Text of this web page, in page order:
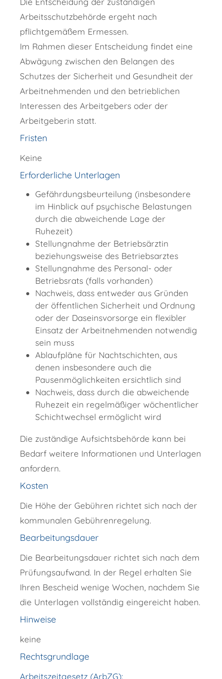
Arbeitsschutzbehörde ergeht nach
pflichtgemäßem Ermessen.
Im Rahmen dieser Entscheidung findet eine
Abwägung zwischen den Belangen des
Schutzes der Sicherheit und Gesundheit der
Arbeitnehmenden und den betrieblichen
Interessen des Arbeitgebers oder der
Arbeitgeberin statt.
Fristen
Keine
Erforderliche Unterlagen
Gefährdungsbeurteilung (insbesondere
im Hinblick auf psychische Belastungen
durch die abweichende Lage der
Ruhezeit)
Stellungnahme der Betriebsärztin
beziehungsweise des Betriebsarztes
Stellungnahme des Personal- oder
Betriebsrats (falls vorhanden)
Nachweis, dass entweder aus Gründen
der öffentlichen Sicherheit und Ordnung
oder der Daseinsvorsorge ein flexibler
Einsatz der Arbeitnehmenden notwendig
sein muss
Ablaufpläne für Nachtschichten, aus
denen insbesondere auch die
Pausenmöglichkeiten ersichtlich sind
Nachweis, dass durch die abweichende
Ruhezeit ein regelmäßiger wöchentlicher
Schichtwechsel ermöglicht wird
Die zuständige Aufsichtsbehörde kann bei
Bedarf weitere Informationen und Unterlagen
anfordern.
Kosten
Die Höhe der Gebühren richtet sich nach der
kommunalen Gebührenregelung.
Bearbeitungsdauer
Die Bearbeitungsdauer richtet sich nach dem
Prüfungsaufwand. In der Regel erhalten Sie
Ihren Bescheid wenige Wochen, nachdem Sie
die Unterlagen vollständig eingereicht haben.
Hinweise
keine
Rechtsgrundlage
Arbeitszeitgesetz (ArbZG):